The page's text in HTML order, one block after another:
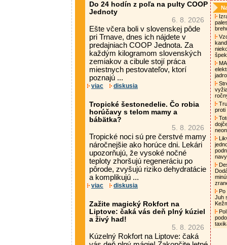
Do 24 hodín z poľa na pulty COOP
Jednoty
6. 8. 2026
Ešte včera boli v slovenskej pôde
pri Trnave, dnes ich nájdete v
predajniach COOP Jednota. Za
každým kilogramom slovenských
zemiakov a cibule stojí práca
miestnych pestovateľov, ktorí
poznajú ...
viac diskusia
Tropické šestonedelie. Čo robia
horúčavy s telom mamy a
bábätka?
5. 8. 2026
Tropické noci sú pre čerstvé mamy
náročnejšie ako horúce dni. Lekári
upozorňujú, že vysoké nočné
teploty zhoršujú regeneráciu po
pôrode, zvyšujú riziko dehydratácie
a komplikujú ...
viac diskusia
Zažite magický Rokfort na
Liptove: čaká vás deň plný kúziel
a živý had!
5. 8. 2026
Kúzelný Rokfort na Liptove: čaká
proti
Po
Juh